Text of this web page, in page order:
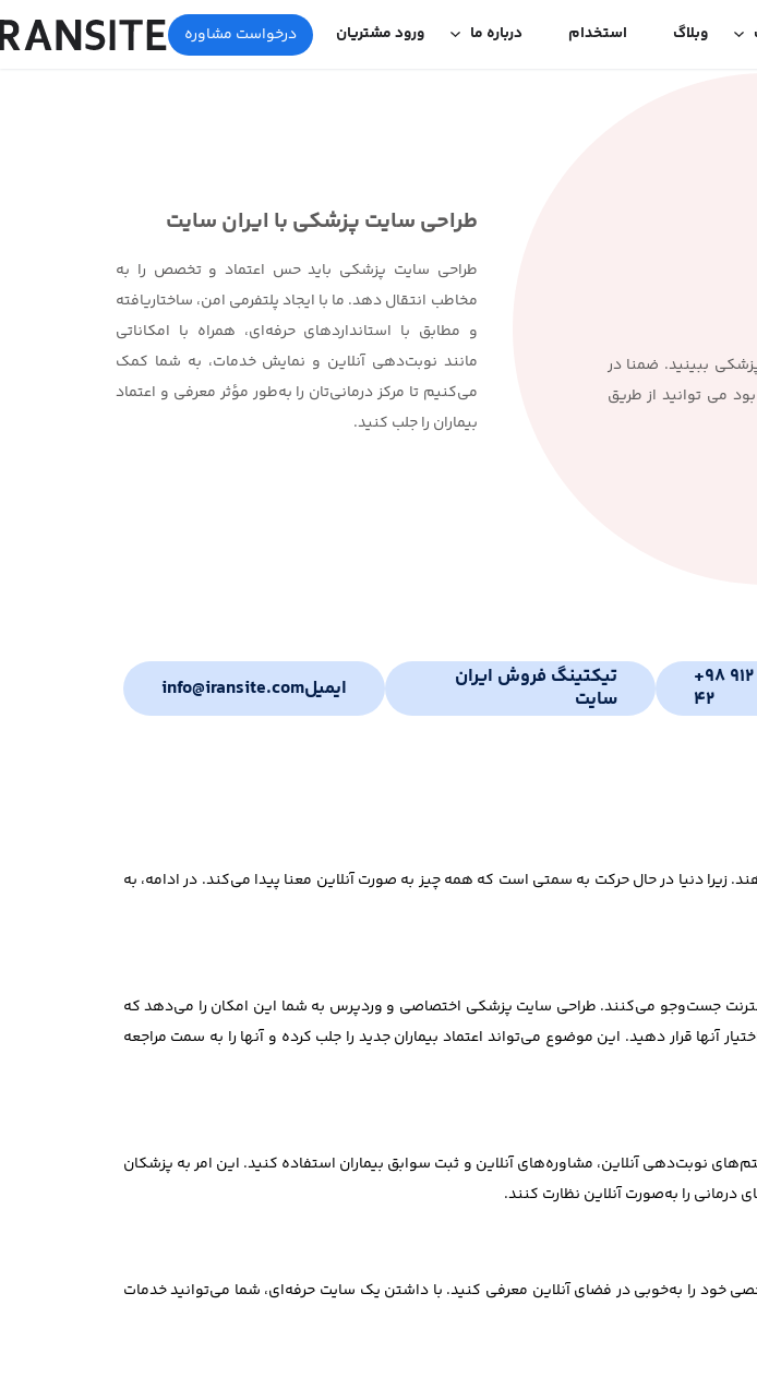
وبلاگ استخدام درباره ما ورود مشتریان درخواست مشاوره
ببینید. ضمنا در
می توانید از طریق
طراحی سایت پزشکی با ایران سایت
طراحی سایت پزشکی باید حس اعتماد و تخصص را به
مخاطب انتقال دهد. ما با ایجاد پلتفرمی امن، ساختاریافته
و مطابق با استانداردهای حرفه‌ای، همراه با امکاناتی
مانند نوبت‌دهی آنلاین و نمایش خدمات، به شما کمک
می‌کنیم تا مرکز درمانی‌تان را به‌طور مؤثر معرفی و اعتماد
بیماران را جلب کنید.
+98
42
تیکتینگ فروش ایران
سایت
ایمیلinfo@iransite.com
زیرا دنیا در حال حرکت به سمتی است که همه چیز به صورت آنلاین معنا پیدا می‌کند. در ادامه، به
اینترنت جست‌وجو می‌کنند. طراحی سایت پزشکی اختصاصی و وردپرس به شما این امکان را می‌دهد که
آنها قرار دهید. این موضوع می‌تواند اعتماد بیماران جدید را جلب کرده و آنها را به سمت مراجعه
نوبت‌دهی آنلاین، مشاوره‌های آنلاین و ثبت سوابق بیماران استفاده کنید. این امر به پزشکان
درمانی را به‌صورت آنلاین نظارت کنند.
را به‌خوبی در فضای آنلاین معرفی کنید. با داشتن یک سایت حرفه‌ای، شما می‌توانید خدمات